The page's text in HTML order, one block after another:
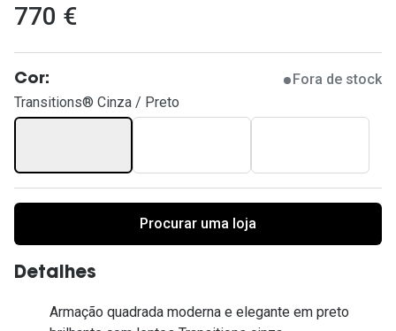
770 €
Cor:
Fora de stock
Transitions® Cinza / Preto
Procurar uma loja
Detalhes
Armação quadrada moderna e elegante em preto